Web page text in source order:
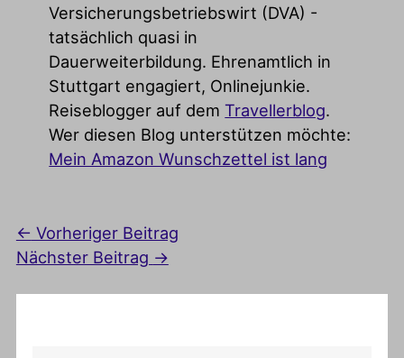
Versicherungsbetriebswirt (DVA) -
tatsächlich quasi in
Dauerweiterbildung. Ehrenamtlich in
Stuttgart engagiert, Onlinejunkie.
Reiseblogger auf dem Travellerblog.
Wer diesen Blog unterstützen möchte:
Mein Amazon Wunschzettel ist lang
← Vorheriger Beitrag
Nächster Beitrag →